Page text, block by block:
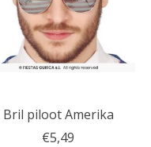
Bril piloot Amerika
€5,49